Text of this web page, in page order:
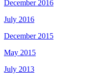
December 2016
July 2016
December 2015
May 2015
July 2013